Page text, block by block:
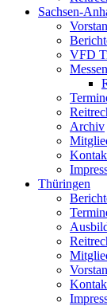
Sachsen-
VFD
Messen
Archiv
Thüringen